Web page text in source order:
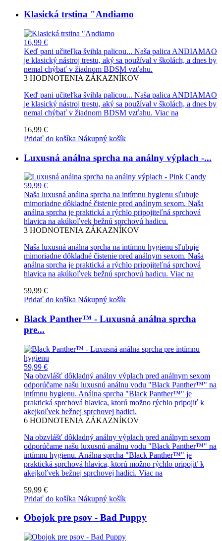
Klasická trstina "Andiamo
16,99 €
Keď pani učiteľka švihla palicou... Naša palica ANDIAMAO
je klasický nástroj trestu, aký sa používal v školách, a dnes by
nemal chýbať v žiadnom BDSM vzťahu.
3 HODNOTENIA ZÁKAZNÍKOV
Keď pani učiteľka švihla palicou... Naša palica ANDIAMAO
je klasický nástroj trestu, aký sa používal v školách, a dnes by
nemal chýbať v žiadnom BDSM vzťahu. Viac na
16,99 €
Pridať do košíka Nákupný košík
Luxusná análna sprcha na análny výplach -...
59,99 €
Naša luxusná análna sprcha na intímnu hygienu sľubuje
mimoriadne dôkladné čistenie pred análnym sexom. Naša
análna sprcha je praktická a rýchlo pripojiteľná sprchová
hlavica na akúkoľvek bežnú sprchovú hadicu.
3 HODNOTENIA ZÁKAZNÍKOV
Naša luxusná análna sprcha na intímnu hygienu sľubuje
mimoriadne dôkladné čistenie pred análnym sexom. Naša
análna sprcha je praktická a rýchlo pripojiteľná sprchová
hlavica na akúkoľvek bežnú sprchovú hadicu. Viac na
59,99 €
Pridať do košíka Nákupný košík
Black Panther™ - Luxusná análna sprcha
pre...
59,99 €
Na obzvlášť dôkladný análny výplach pred análnym sexom
odporúčame našu luxusnú análnu vodu "Black Panther™" na
intímnu hygienu. Análna sprcha "Black Panther™" je
praktická sprchová hlavica, ktorú možno rýchlo pripojiť k
akejkoľvek bežnej sprchovej hadici.
6 HODNOTENIA ZÁKAZNÍKOV
Na obzvlášť dôkladný análny výplach pred análnym sexom
odporúčame našu luxusnú análnu vodu "Black Panther™" na
intímnu hygienu. Análna sprcha "Black Panther™" je
praktická sprchová hlavica, ktorú možno rýchlo pripojiť k
akejkoľvek bežnej sprchovej hadici. Viac na
59,99 €
Pridať do košíka Nákupný košík
Obojok pre psov - Bad Puppy